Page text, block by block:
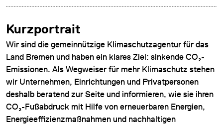
Kurzportrait
Wir sind die gemeinnützige Klimaschutzagentur für das
Land Bremen und haben ein klares Ziel: sinkende CO₂-
Emissionen. Als Wegweiser für mehr Klimaschutz stehen
wir Unternehmen, Einrichtungen und Privatpersonen
deshalb beratend zur Seite und informieren, wie sie ihren
CO₂-Fußabdruck mit Hilfe von erneuerbaren Energien,
Energieeffizienzmaßnahmen und nachhaltigen